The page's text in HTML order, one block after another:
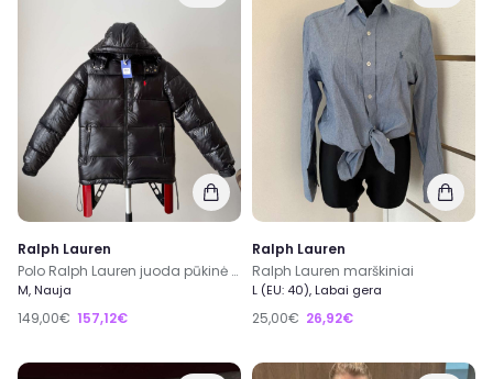
Ralph Lauren
Polo Ralph Lauren juoda pūkinė striukė M (nauja)
M, Nauja
149,00€ 157,12€
Ralph Lauren
Ralph Lauren marškiniai
L (EU: 40), Labai gera
25,00€ 26,92€